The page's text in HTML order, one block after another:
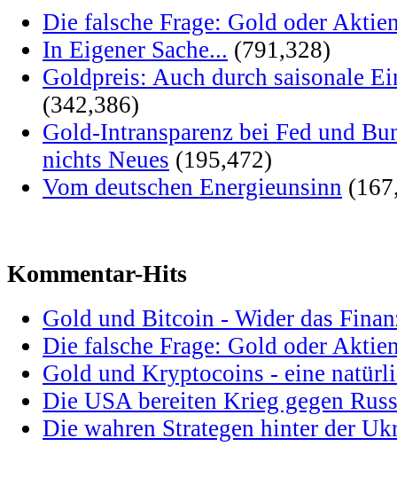
Die falsche Frage: Gold oder
In Eigener Sache... (791,328)
Goldpreis: Auch durch saisonale
(342,386)
Gold-Intransparenz bei Fed und
nichts Neues (195,472)
Vom deutschen Energieunsinn
Kommentar-Hits
Gold und Bitcoin - Wider das
Die falsche Frage: Gold oder
Gold und Kryptocoins - eine
Die USA bereiten Krieg gegen
Die wahren Strategen hinter der